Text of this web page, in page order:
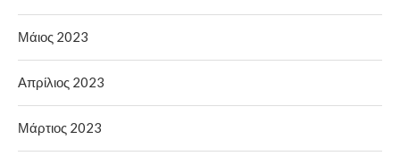
Μάιος 2023
Απρίλιος 2023
Μάρτιος 2023